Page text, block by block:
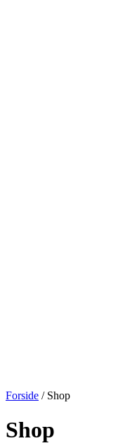
Forside / Shop
Shop